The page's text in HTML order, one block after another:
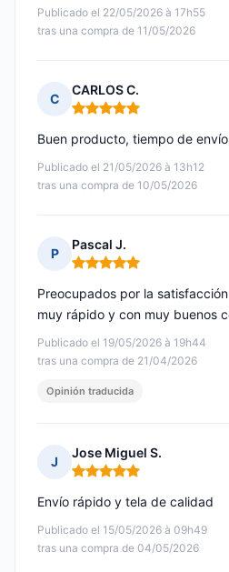
Publicado el 22/05/2026 à 17h55
tras una compra de 11/05/2026
C
CARLOS C.
Nota: 5 de 5
Publicado el 21/05/2026 à 13h12
tras una compra de 10/05/2026
Buen producto, tiempo de
P
Pascal J.
Nota: 5 de 5
Publicado el 19/05/2026 à 19h44
tras una compra de 21/04/2026
Preocupados por la
muy rápido y con muy buenos
Opinión traducida
J
Jose Miguel S.
Nota: 5 de 5
Publicado el 15/05/2026 à 09h49
tras una compra de 04/05/2026
Envío rápido y tela de calidad